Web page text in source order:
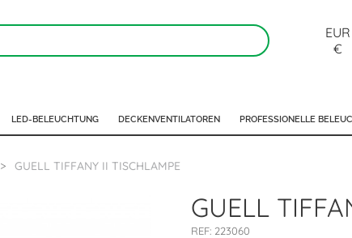
EUR
€
LED-BELEUCHTUNG DECKENVENTILATOREN PROFESSIONELLE
GUELL TIFFANY II TISCHLAMPE
GUELL
REF: 223060